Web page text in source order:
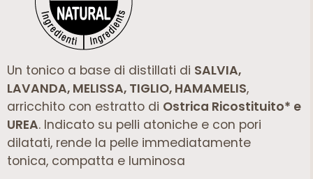
Un tonico a base di distillati di SALVIA,
LAVANDA, MELISSA, TIGLIO, HAMAMELIS,
arricchito con estratto di Ostrica Ricostituito* e
UREA. Indicato su pelli atoniche e con pori
dilatati, rende la pelle immediatamente
tonica, compatta e luminosa